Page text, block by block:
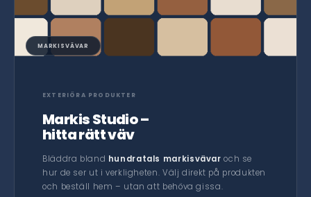
MARKISVÄVAR
EXTERIÖRA PRODUKTER
Markis Studio –
hitta rätt väv
Bläddra bland hundratals markisvävar och se
hur de ser ut i verkligheten. Välj direkt på produkten
och beställ hem – utan att behöva gissa.